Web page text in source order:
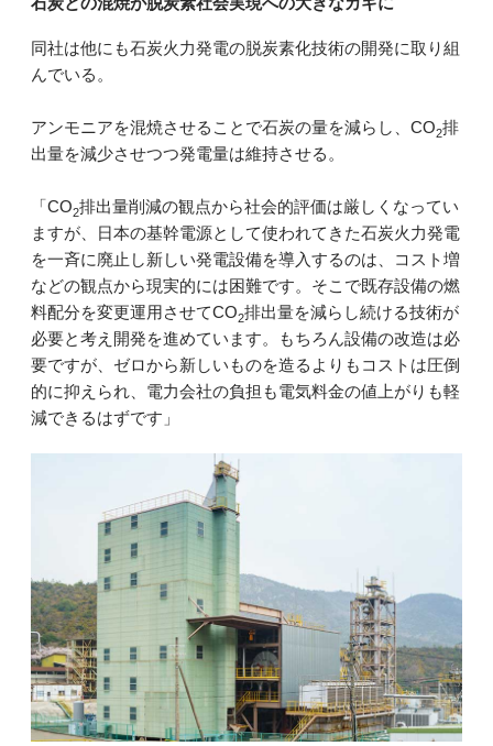
同社は他にも石炭火力発電の脱炭素化技術の開発に取り組
んでいる。
アンモニアを混焼させることで石炭の量を減らし、CO2排
出量を減少させつつ発電量は維持させる。
「CO2排出量削減の観点から社会的評価は厳しくなってい
ますが、日本の基幹電源として使われてきた石炭火力発電
を一斉に廃止し新しい発電設備を導入するのは、コスト増
などの観点から現実的には困難です。そこで既存設備の燃
料配分を変更運用させてCO2排出量を減らし続ける技術が
必要と考え開発を進めています。もちろん設備の改造は必
要ですが、ゼロから新しいものを造るよりもコストは圧倒
的に抑えられ、電力会社の負担も電気料金の値上がりも軽
減できるはずです」